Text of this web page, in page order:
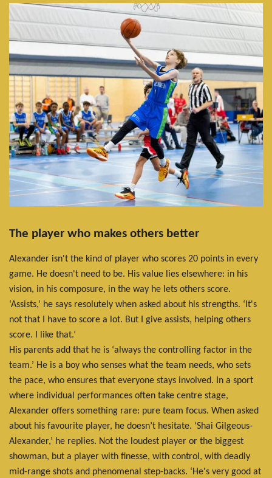
The player who makes others better
Alexander isn't the kind of player who scores 20 points in every
game. He doesn't need to be. His value lies elsewhere: in his
vision, in his composure, in the way he lets others score.
‘Assists,’ he says resolutely when asked about his strengths. ‘It's
not that I have to score a lot. But I give assists, helping others
score. I like that.’
His parents add that he is ‘always the controlling factor in the
team.’ He is a boy who senses what the team needs, who sets
the pace, who ensures that everyone stays involved. In a sport
where individual performances often take centre stage,
Alexander offers something rare: pure team focus. When asked
about his favourite player, he doesn’t hesitate. ‘Shai Gilgeous-
Alexander,’ he replies. Not the loudest player or the biggest
showman, but a player with finesse, with control, with deadly
mid-range shots and phenomenal step-backs. ‘He's very good at